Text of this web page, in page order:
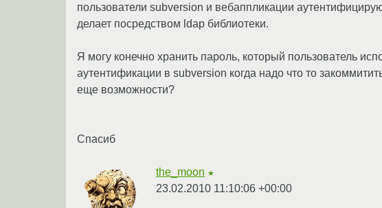
пользователи subversion и вебаппликации
делает посредством ldap библиотеки.
Я могу конечно хранить пароль, который пользователь
аутентификации в subversion когда надо что то
еще возможности?
Спасиб
the_moon ★
23.02.2010 11:10:06 +00:00